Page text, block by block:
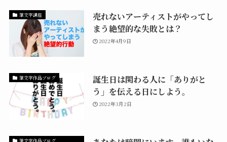
筆文字講座
売れないアーティストがやってし
まう絶望的な失敗とは？
2022年4月9日
筆文字作品ブログ
誕生日は関わる人に「ありがと
う」を伝える日にしよう。
2022年3月2日
筆文字作品ブログ